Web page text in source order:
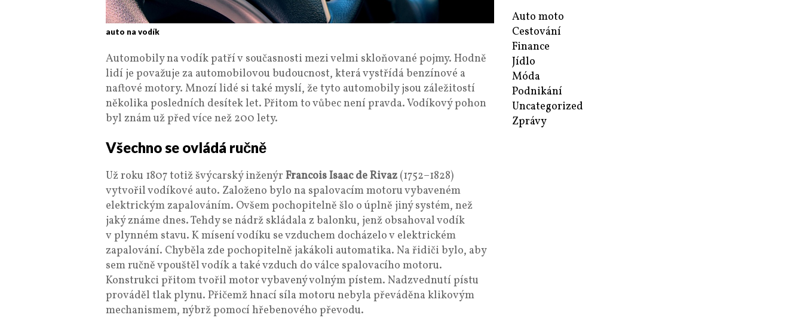
auto na vodík
Automobily na vodík patří v současnosti mezi velmi skloňované pojmy. Hodně
lidí je považuje za automobilovou budoucnost, která vystřídá benzínové a
naftové motory. Mnozí lidé si také myslí, že tyto automobily jsou záležitostí
několika posledních desítek let. Přitom to vůbec není pravda. Vodíkový pohon
byl znám už před více než 200 lety.
Všechno se ovládá ručně
Už roku 1807 totiž švýcarský inženýr Francois Isaac de Rivaz (1752–1828)
vytvořil vodíkové auto. Založeno bylo na spalovacím motoru vybaveném
elektrickým zapalováním. Ovšem pochopitelně šlo o úplně jiný systém, než
jaký známe dnes. Tehdy se nádrž skládala z balonku, jenž obsahoval vodík
v plynném stavu. K mísení vodíku se vzduchem docházelo v elektrickém
zapalování. Chyběla zde pochopitelně jakákoli automatika. Na řidiči bylo, aby
sem ručně vpouštěl vodík a také vzduch do válce spalovacího motoru.
Konstrukci přitom tvořil motor vybavený volným pístem. Nadzvednutí pístu
prováděl tlak plynu. Přičemž hnací síla motoru nebyla převáděna klikovým
mechanismem, nýbrž pomocí hřebenového převodu.
Auto moto
Cestování
Finance
Jídlo
Móda
Podnikání
Uncategorized
Zprávy